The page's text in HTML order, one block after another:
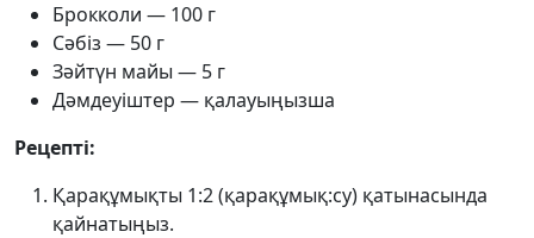
Брокколи — 100 г
Сәбіз — 50 г
Зәйтүн майы — 5 г
Дәмдеуіштер — қалауыңызша
Рецепті:
Қарақұмықты 1:2 (қарақұмық:су) қатынасында
қайнатыңыз.